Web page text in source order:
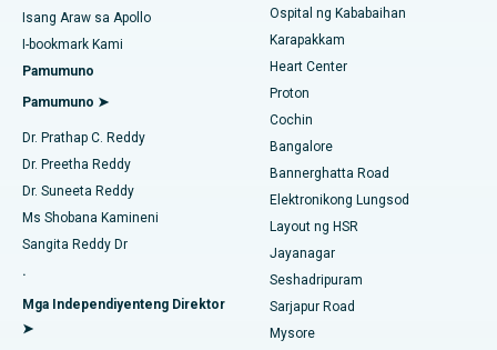
Maghanap ng Urologist
Maghanap ng Diabetologist
Maghanap ng Ginekologo
Maghanap ng Pangkalahatang Doktor
Pinakamahusay na Ospital sa Tondiarpet, Chennai
Pinakamahusay na Ospital sa Kotturpuram, Chennai
Pinakamahusay na Ospital sa Kovai Road, Karur
Pinakamahusay na Ospital sa Karapakkam, Chennai
Pinakamahusay na Ospital sa Arilova, Vizag
Pinakamahusay na Ospital sa Kanpur Road, Lucknow
Pinakamahusay na Ospital sa Sektor-26, Noida
Pinakamahusay na Ospital sa Gandhinagar, Ahmedabad
Kapalit na Transcatheter Aortic Valve
Pag-aayos ng MitraClip Valve
Minimally Invasive Cardiac Surgery
Pagwawaksi ng Catheter
ACL Reconstruction Surgery
Pagpapalit ng Balikat na Balikat
Endometrial Ablation
Isang Araw sa Apollo
I-bookmark Kami
Pamumuno
Pamumuno ➤
Dr. Prathap C. Reddy
Dr. Preetha Reddy
Dr. Suneeta Reddy
Ms Shobana Kamineni
Sangita Reddy Dr
.
Mga Independiyenteng Direktor
➤
Ospital ng Kababaihan
Karapakkam
Heart Center
Proton
Cochin
Bangalore
Bannerghatta Road
Elektronikong Lungsod
Layout ng HSR
Jayanagar
Seshadripuram
Sarjapur Road
Mysore